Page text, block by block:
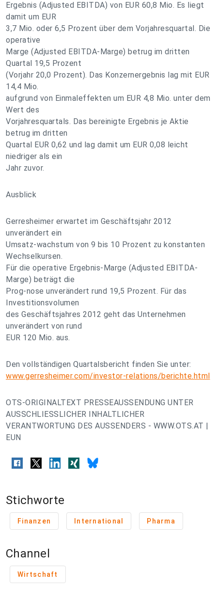
Ergebnis (Adjusted EBITDA) von EUR 60,8 Mio. Es liegt
damit um EUR
3,7 Mio. oder 6,5 Prozent über dem Vorjahresquartal. Die
operative
Marge (Adjusted EBITDA-Marge) betrug im dritten
Quartal 19,5 Prozent
(Vorjahr 20,0 Prozent). Das Konzernergebnis lag mit EUR
14,4 Mio.
aufgrund von Einmaleffekten um EUR 4,8 Mio. unter dem
Wert des
Vorjahresquartals. Das bereinigte Ergebnis je Aktie
betrug im dritten
Quartal EUR 0,62 und lag damit um EUR 0,08 leicht
niedriger als ein
Jahr zuvor.
Ausblick
Gerresheimer erwartet im Geschäftsjahr 2012
unverändert ein
Umsatz-wachstum von 9 bis 10 Prozent zu konstanten
Wechselkursen.
Für die operative Ergebnis-Marge (Adjusted EBITDA-
Marge) beträgt die
Prog-nose unverändert rund 19,5 Prozent. Für das
Investitionsvolumen
des Geschäftsjahres 2012 geht das Unternehmen
unverändert von rund
EUR 120 Mio. aus.
Den vollständigen Quartalsbericht finden Sie unter:
www.gerresheimer.com/investor-relations/berichte.html
OTS-ORIGINALTEXT PRESSEAUSSENDUNG UNTER
AUSSCHLIESSLICHER INHALTLICHER
VERANTWORTUNG DES AUSSENDERS - WWW.OTS.AT |
EUN
Stichworte
Finanzen International Pharma
Channel
Wirtschaft